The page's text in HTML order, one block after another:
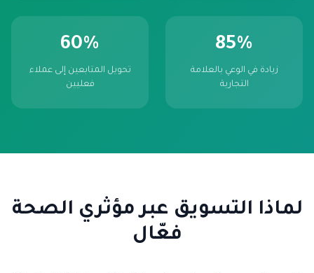
85%
زيادة في الوعي بالعلامة
التجارية
60%
تحويل المتابعين إلى عملاء
فعليين
لماذا التسويق عبر مؤثري الصحة
فعّال